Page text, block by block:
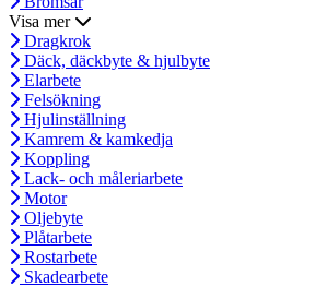
Visa mer
Dragkrok
Däck, däckbyte & hjulbyte
Elarbete
Felsökning
Hjulinställning
Kamrem & kamkedja
Koppling
Lack- och måleriarbete
Motor
Oljebyte
Plåtarbete
Rostarbete
Skadearbete